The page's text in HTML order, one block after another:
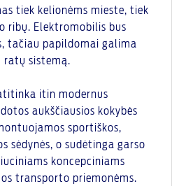
tiek kelionėms mieste, tiek
ribų. Elektromobilis bus
tačiau papildomai galima
ratų sistemą.
itin modernus
aukščiausios kokybės
sportiškos,
sėdynės, o sudėtinga garso
koncepciniams
transporto priemonėms.